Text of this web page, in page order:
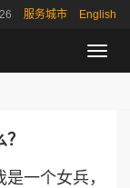
服务城市 English
导
航
一个女兵，